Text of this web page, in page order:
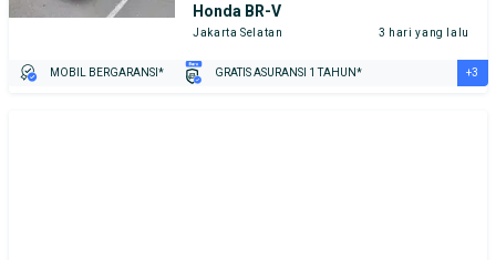
Honda BR-V
Jakarta Selatan 3 hari yang lalu
MOBIL BERGARANSI* GRATIS ASURANSI 1 TAHUN* +3